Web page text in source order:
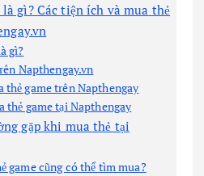
gì? Các tiện ích và mua thẻ
gì?
Napthengay.vn
thẻ game trên Napthengay
thẻ game tại Napthengay
gặp khi mua thẻ tại
game cũng có thể tìm mua?